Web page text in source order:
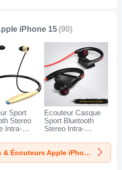
iPhone 15 (90)
Sport
Stereo
Intra-
H51 pour
15 Or
Ecouteur Casque
Sport Bluetooth
Stereo Intra-
Oreillette H53 pour
Apple iPhone 15
Noir
Découvrir les Casques & Écouteurs Apple iPhone 15